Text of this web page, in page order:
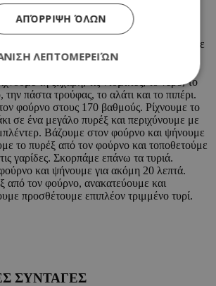
ζεσταίνουμε το ελαιόλαδο και
για λίγο μέχρι να μυρίσει. Προσθέτουμε
Προσθέτουμε το λευκό κρασί,
αλκοόλ να εξατμιστεί.
τη ζάχαρη, τις ντομάτες, το νερό, το
πάστα τρούφας, το αλάτι και το πιπέρι.
φούρνο στους 170 βαθμούς. Ρίχνουμε το
σε ένα μεγάλο πυρέξ και περιχύνουμε με
Βάζουμε στον φούρνο και ψήνουμε
το πυρέξ από τον φούρνο και τοποθετούμε
γαρίδες. Σκορπάμε επάνω τα τυριά.
και ψήνουμε για ακόμη 20 λεπτά.
από τον φούρνο, ανακατεύουμε και
προσθέτουμε επιπλέον τριμμένο τυρί.
ΣΥΝΤΑΓΕΣ
ΑΠΌΡΡΙΨΗ ΌΛΩΝ
ΛΕΠΤΟΜΕΡΕΙΏΝ
απαραίτητα
Απόδοσης
Λειτουργικότητας
απαραίτητα cookies επιτρέπουν
του ιστότοπου, όπως τη
και τη διαχείριση λογαριασμού.
δεν μπορεί να χρησιμοποιηθεί σωστά
απολύτως απαραίτητα cookies.
guide.com